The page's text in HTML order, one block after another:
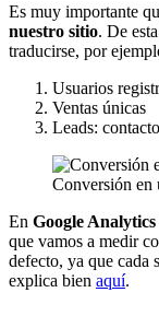
Es muy importante
nuestro sitio. De
traducirse, por
Usuarios
Ventas únicas
Leads:
Conversión
En Google
que vamos a medir
defecto, ya que cada
explica bien aquí.